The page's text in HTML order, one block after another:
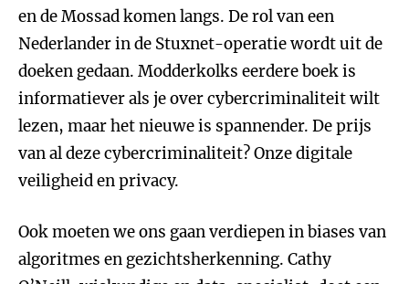
en de Mossad komen langs. De rol van een
Nederlander in de Stuxnet-operatie wordt uit de
doeken gedaan. Modderkolks eerdere boek is
informatiever als je over cybercriminaliteit wilt
lezen, maar het nieuwe is spannender. De prijs
van al deze cybercriminaliteit? Onze digitale
veiligheid en privacy.
Ook moeten we ons gaan verdiepen in biases van
algoritmes en gezichtsherkenning. Cathy